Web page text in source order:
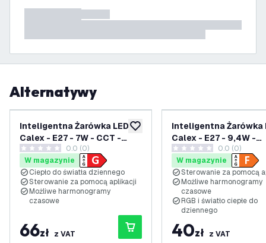
Alternatywy
dodaj do listy życzeń
Inteligentna Żarówka LED
Calex - E27 - 7W - CCT -
Ściemnialna - Bluetooth
Mesh
0 Gwiazdki oceny
0.0 (0)
W magazynie
Ciepło do światła dziennego
Sterowanie za pomocą aplikacji
Możliwe harmonogramy
czasowe
66zł z VAT
Inteligentna Żarówka
Calex - E27 - 9,4W -
RGB+CCT -
Bluetooth Mesh
0 Gwiazdki oceny
0.0 (0)
W magazynie
Sterowanie za pomocą
Możliwe harmonogramy
czasowe
RGB i światło ciepłe do
dziennego
40zł z VAT